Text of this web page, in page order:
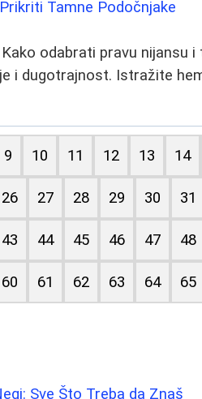
Tamne Podočnjake
odabrati pravu nijansu
i dugotrajnost. Istražite
9 10 11 12 13 14
26 27 28 29 30 31
43 44 45 46 47 48
60 61 62 63 64 65
Sve Što Treba da Znaš